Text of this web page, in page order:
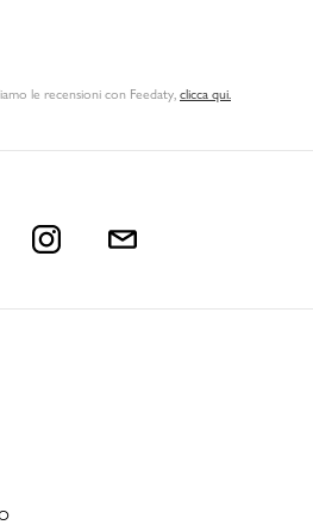
le recensioni con Feedaty, clicca qui.